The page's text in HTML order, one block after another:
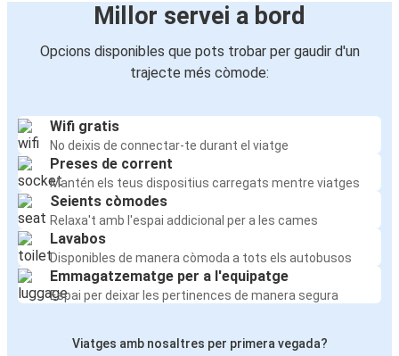
Millor servei a bord
Opcions disponibles que pots trobar per gaudir d'un
trajecte més còmode:
Wifi gratis
No deixis de connectar-te durant el viatge
Preses de corrent
Mantén els teus dispositius carregats mentre viatges
Seients còmodes
Relaxa't amb l'espai addicional per a les cames
Lavabos
Disponibles de manera còmoda a tots els autobusos
Emmagatzematge per a l'equipatge
Espai per deixar les pertinences de manera segura
Viatges amb nosaltres per primera vegada?